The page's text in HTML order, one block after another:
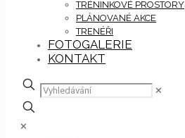
TRÉNINKOVÉ PROSTORY
PLÁNOVANÉ AKCE
TRENÉŘI
FOTOGALERIE
KONTAKT
✕
✕